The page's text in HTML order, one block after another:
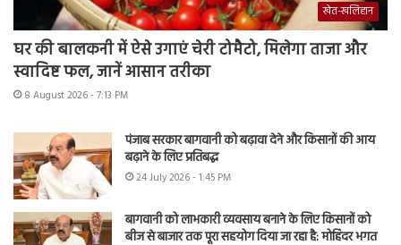
खेत-खलिहान
घर की बालकनी में ऐसे उगाएं चेरी टोमैटो, मिलेगा ताजा और
स्वादिष्ट फल, जानें आसान तरीका
8 August 2026 - 7:13 PM
पंजाब सरकार बागवानी को बढ़ावा देने और किसानों की आय
बढ़ाने के लिए प्रतिबद्ध
24 July 2026 - 1:45 PM
बागवानी को लाभकारी व्यवसाय बनाने के लिए किसानों को
बीज से बाजार तक पूरा सहयोग दिया जा रहा है: मोहिंदर भगत